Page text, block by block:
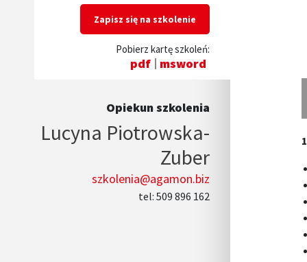
Zapisz się na szkolenie
Pobierz kartę szkoleń:
pdf msword
Opiekun szkolenia
Lucyna Piotrowska-
Zuber
szkolenia@agamon.biz
tel: 509 896 162